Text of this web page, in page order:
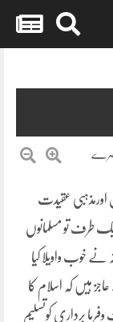
عقیدت
طرف تو مسلمانوں
خوب واویلا کیا
ہیں کہ اسلام کا
برداری کوتسلیم